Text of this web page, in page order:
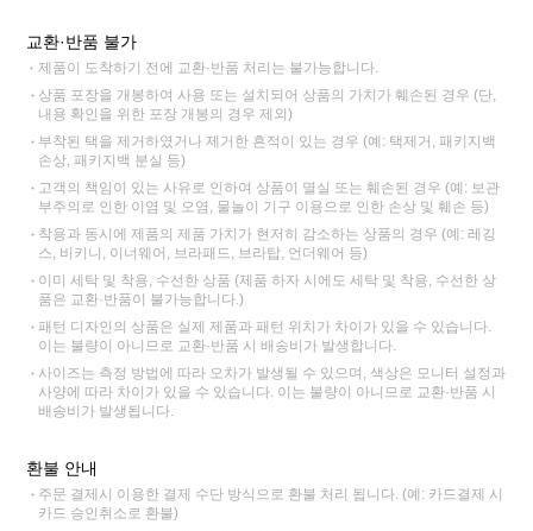
교환·반품 불가
제품이 도착하기 전에 교환·반품 처리는 불가능합니다.
상품 포장을 개봉하여 사용 또는 설치되어 상품의 가치가 훼손된 경우 (단,
내용 확인을 위한 포장 개봉의 경우 제외)
부착된 택을 제거하였거나 제거한 흔적이 있는 경우 (예: 택제거, 패키지백
손상, 패키지백 분실 등)
고객의 책임이 있는 사유로 인하여 상품이 멸실 또는 훼손된 경우 (예: 보관
부주의로 인한 이염 및 오염, 물놀이 기구 이용으로 인한 손상 및 훼손 등)
착용과 동시에 제품의 제품 가치가 현저히 감소하는 상품의 경우 (예: 레깅
스, 비키니, 이너웨어, 브라패드, 브라탑, 언더웨어 등)
이미 세탁 및 착용, 수선한 상품 (제품 하자 시에도 세탁 및 착용, 수선한 상
품은 교환·반품이 불가능합니다.)
패턴 디자인의 상품은 실제 제품과 패턴 위치가 차이가 있을 수 있습니다.
이는 불량이 아니므로 교환·반품 시 배송비가 발생합니다.
사이즈는 측정 방법에 따라 오차가 발생될 수 있으며, 색상은 모니터 설정과
사양에 따라 차이가 있을 수 있습니다. 이는 불량이 아니므로 교환·반품 시
배송비가 발생됩니다.
환불 안내
주문 결제시 이용한 결제 수단 방식으로 환불 처리 됩니다. (예: 카드결제 시
카드 승인취소로 환불)